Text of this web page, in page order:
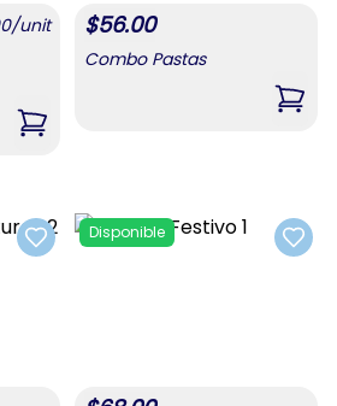
/unit
,Caldocin (viandas Peladas)
$56.00
Combo Pastas
,
Add to favorites Add
Disponible